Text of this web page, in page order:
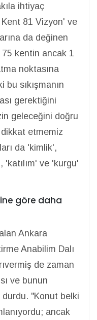
ihtiyaç
81 Vizyon' ve
da değinen
kentin ancak 1
noktasına
sıkışmanın
gerektiğini
geleceğini doğru
etmemiz
da 'kimlik',
ve 'kurgu'
göre daha
Ankara
Anabilim Dalı
de zaman
ve bunun
durdu. "Konut belki
ancak